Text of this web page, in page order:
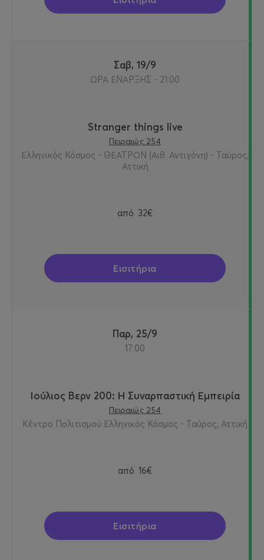
Σαβ, 19/9
ΩΡΑ ΕΝΑΡΞΗΣ - 21:00
Stranger things live
Πειραιώς 254
Ελληνικός Κόσμος - ΘΕΑΤΡΟΝ (Αιθ. Αντιγόνη) - Ταύρος,
Αττική
από 32€
Εισιτήρια
Παρ, 25/9
17:00
Ιούλιος Βερν 200: Η Συναρπαστική Εμπειρία
Πειραιώς 254
Κέντρο Πολιτισμού Ελληνικός Κόσμος - Ταύρος, Αττική
από 16€
Εισιτήρια